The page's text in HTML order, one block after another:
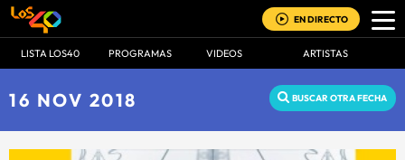
EN DIRECTO
LISTA LOS40 PROGRAMAS VIDEOS ARTISTAS
16 NOV 2018 BUSCAR OTRA FECHA